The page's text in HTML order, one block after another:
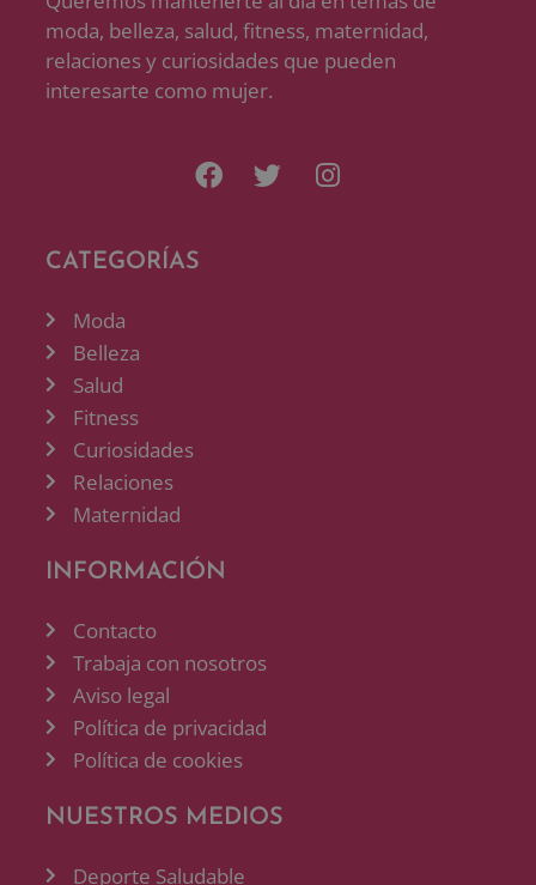
moda, belleza, salud, fitness, maternidad,
relaciones y curiosidades que pueden
interesarte como mujer.
CATEGORÍAS
Moda
Belleza
Salud
Fitness
Curiosidades
Relaciones
Maternidad
INFORMACIÓN
Contacto
Trabaja con nosotros
Aviso legal
Política de privacidad
Política de cookies
NUESTROS MEDIOS
Deporte Saludable